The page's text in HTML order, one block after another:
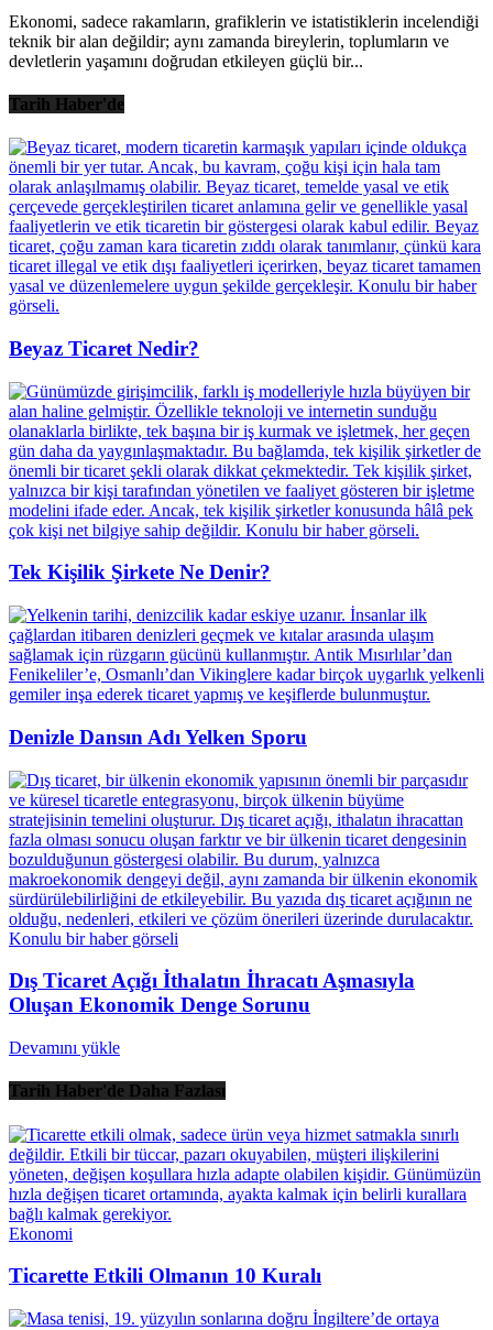
Ekonomi, sadece rakamların, grafiklerin ve istatistiklerin incelendiği
teknik bir alan değildir; aynı zamanda bireylerin, toplumların ve
devletlerin yaşamını doğrudan etkileyen güçlü bir...
Tarih Haber'de
Beyaz Ticaret Nedir?
Tek Kişilik Şirkete Ne Denir?
Denizle Dansın Adı Yelken Sporu
Dış Ticaret Açığı İthalatın İhracatı Aşmasıyla
Oluşan Ekonomik Denge Sorunu
Devamını yükle
Tarih Haber'de Daha Fazlası
Ekonomi
Ticarette Etkili Olmanın 10 Kuralı